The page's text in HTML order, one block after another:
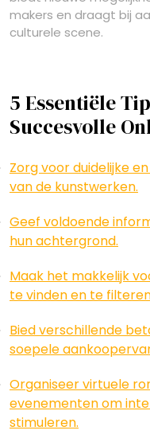
makers en draagt bij
culturele scene.
5 Essentiële
Succesvolle
Zorg voor duidelijke
van de kunstwerken.
Geef voldoende
hun achtergrond.
Maak het makkelijk
te vinden en te
Bied verschillende
soepele
Organiseer virtuele
evenementen om
stimuleren.